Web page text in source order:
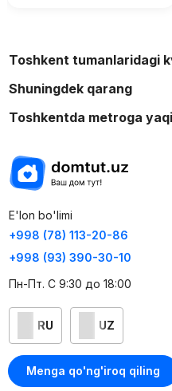
Menga qo'ng'iroq qiling
Toshkent tumanlaridagi
Shuningdek qarang
Toshkentda metroga
E'lon bo'limi
+998 (78) 113-20-86
+998 (93) 390-30-10
Пн-Пт. С 9:30 до 18:00
RU UZ
Kontaktlar